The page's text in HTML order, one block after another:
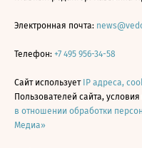
Электронная почта:
Телефон: +7 495 956-34-58
Сайт использует IP адреса,
Пользователей сайта,
в отношении обработки
Медиа»